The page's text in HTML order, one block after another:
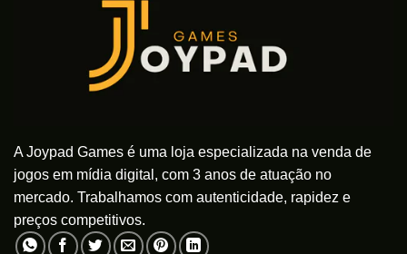
na
página
A Joypad Games é uma loja especializada na venda de
jogos em mídia digital, com 3 anos de atuação no
mercado. Trabalhamos com autenticidade, rapidez e
preços competitivos.